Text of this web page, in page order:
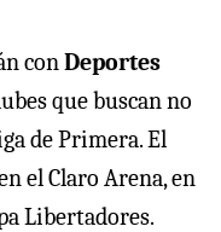
conDeportes
que buscan no
de Primera. El
el Claro Arena, en
Libertadores.